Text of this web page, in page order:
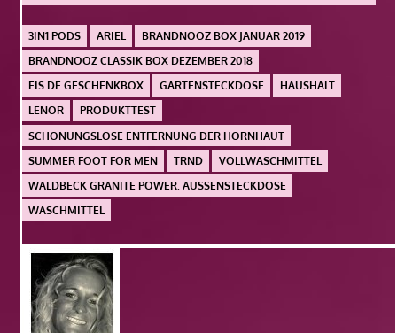
3IN1 PODS ARIEL
BRANDNOOZ BOX JANUAR 2019
BRANDNOOZ CLASSIK BOX DEZEMBER 2018
EIS.DE GESCHENKBOX
GARTENSTECKDOSE
HAUSHALT
LENOR
PRODUKTTEST
SCHONUNGSLOSE ENTFERNUNG DER HORNHAUT
SUMMER FOOT FOR MEN
TRND
VOLLWASCHMITTEL
WALDBECK GRANITE POWER. AUSSENSTECKDOSE
WASCHMITTEL